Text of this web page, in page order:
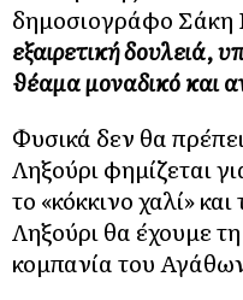
δημοσιογράφο Σάκη
εξαιρετική δουλειά,
θέαμα μοναδικό και
Φυσικά δεν θα
Ληξούρι φημίζεται
το «κόκκινο χαλί»
Ληξούρι θα έχουμε
κομπανία του